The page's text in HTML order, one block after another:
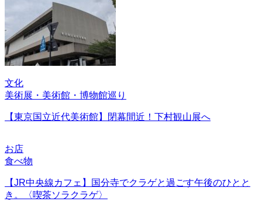
文化
美術展・美術館・博物館巡り
【東京国立近代美術館】閉幕間近！下村観山展へ
お店
食べ物
【JR中央線カフェ】国分寺でクラゲと過ごす午後のひとと
き。〈喫茶ソラクラゲ〉